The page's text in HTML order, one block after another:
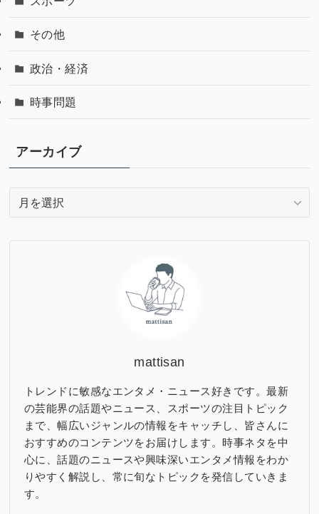
その他
政治・経済
時事問題
アーカイブ
mattisan
トレンドに敏感なエンタメ・ニュース好きです。最新
の芸能界の話題やニュース、スポーツの注目トピック
まで、幅広いジャンルの情報をキャッチし、皆さんに
おすすめのコンテンツをお届けします。時事ネタを中
心に、話題のニュースや興味深いエンタメ情報をわか
りやすく解説し、常に旬なトピックを発信していきま
す。